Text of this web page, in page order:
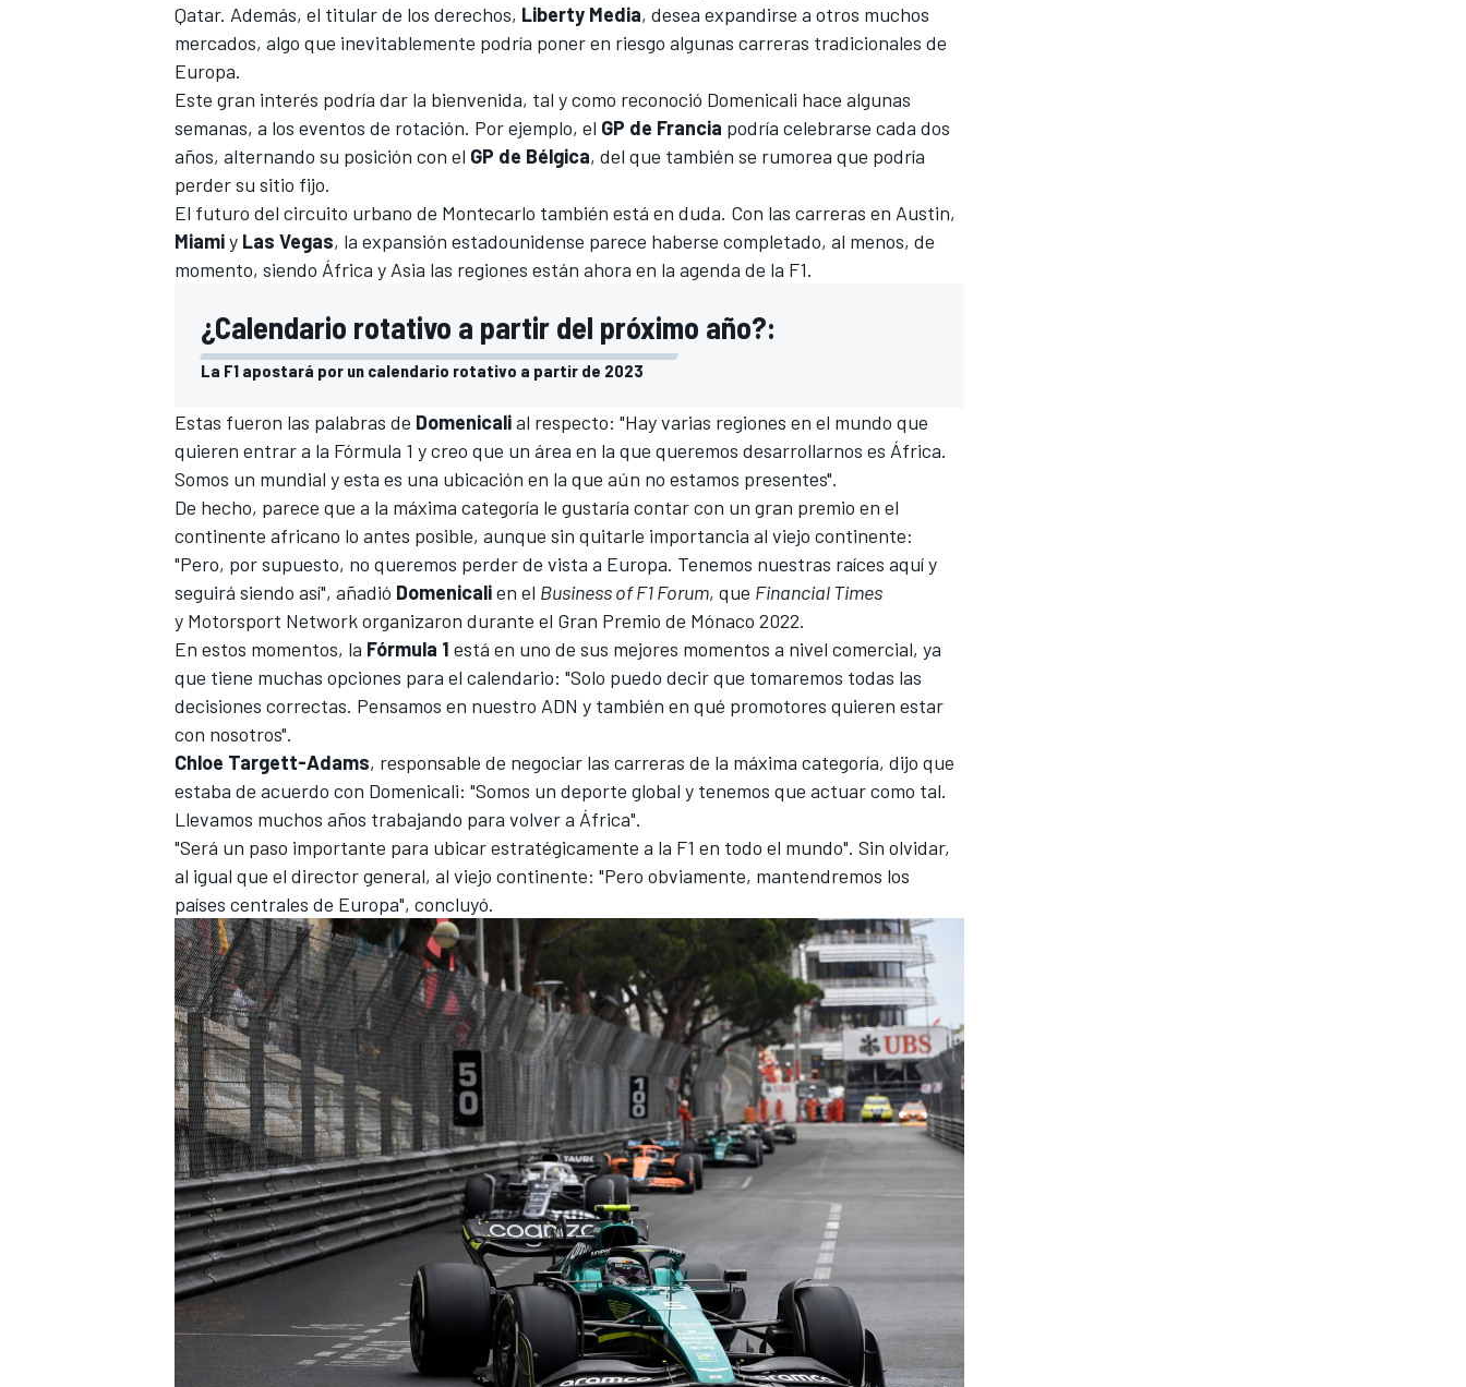
MÁS CATEGORÍAS
Qatar. Además, el titular de los derechos, Liberty Media, desea expandirse a otros muchos
mercados, algo que inevitablemente podría poner en riesgo algunas carreras tradicionales de
Europa.
Este gran interés podría dar la bienvenida, tal y como reconoció Domenicali hace algunas
semanas, a los eventos de rotación. Por ejemplo, el GP de Francia podría celebrarse cada dos
años, alternando su posición con el GP de Bélgica, del que también se rumorea que podría
perder su sitio fijo.
El futuro del circuito urbano de Montecarlo también está en duda. Con las carreras en Austin,
Miamiy Las Vegas, la expansión estadounidense parece haberse completado, al menos, de
momento, siendo África y Asia las regiones están ahora en la agenda de la F1.
¿Calendario rotativo a partir del próximo año?:
La F1 apostará por un calendario rotativo a partir de 2023
Estas fueron las palabras de Domenicalial respecto: "Hay varias regiones en el mundo que
quieren entrar a la Fórmula 1 y creo que un área en la que queremos desarrollarnos es África.
Somos un mundial y esta es una ubicación en la que aún no estamos presentes".
De hecho, parece que a la máxima categoría le gustaría contar con un gran premio en el
continente africano lo antes posible, aunque sin quitarle importancia al viejo continente:
"Pero, por supuesto, no queremos perder de vista a Europa. Tenemos nuestras raíces aquí y
seguirá siendo así", añadió Domenicalien el Business of F1 Forum, que Financial Times
y Motorsport Networkorganizaron durante el Gran Premio de Mónaco 2022.
En estos momentos, la Fórmula 1 está en uno de sus mejores momentos a nivel comercial, ya
que tiene muchas opciones para el calendario: "Solo puedo decir que tomaremos todas las
decisiones correctas. Pensamos en nuestro ADN y también en qué promotores quieren estar
con nosotros".
Chloe Targett-Adams, responsable de negociar las carreras de la máxima categoría, dijo que
estaba de acuerdo con Domenicali: "Somos un deporte global y tenemos que actuar como tal.
Llevamos muchos años trabajando para volver a África".
"Será un paso importante para ubicar estratégicamente a la F1 en todo el mundo". Sin olvidar,
al igual que el director general, al viejo continente: "Pero obviamente, mantendremos los
países centrales de Europa", concluyó.